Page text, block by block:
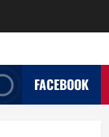
FACEBOOK